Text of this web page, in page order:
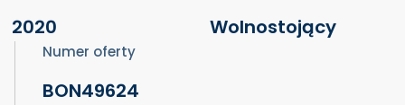
2020 Wolnostojący
Numer oferty
BON49624